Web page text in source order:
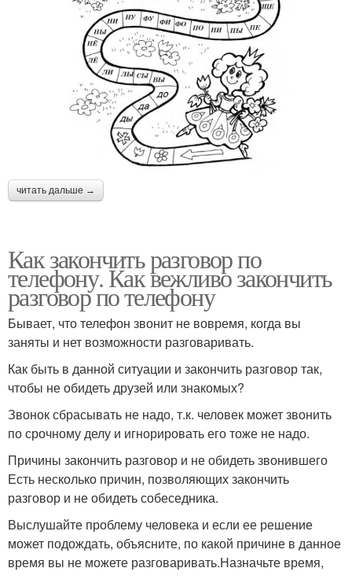
читать дальше →
Как закончить разговор по
телефону. Как вежливо закончить
разговор по телефону
Бывает, что телефон звонит не вовремя, когда вы
заняты и нет возможности разговаривать.
Как быть в данной ситуации и закончить разговор так,
чтобы не обидеть друзей или знакомых?
Звонок сбрасывать не надо, т.к. человек может звонить
по срочному делу и игнорировать его тоже не надо.
Причины закончить разговор и не обидеть звонившего
Есть несколько причин, позволяющих закончить
разговор и не обидеть собеседника.
Выслушайте проблему человека и если ее решение
может подождать, объясните, по какой причине в данное
время вы не можете разговаривать.Назначьте время,